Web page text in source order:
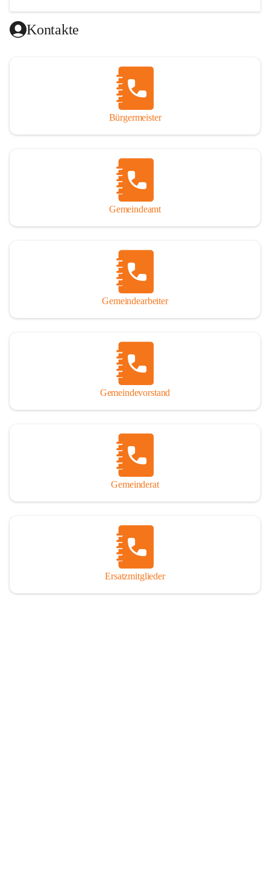
Dank gilt den Textautoren dieser Chronik, dem kleinen
Redaktionsteam, für die gute Zusammenarbeit.
gedankt werden, die durch ihre Erinnerungen, Informationen und
durch das Überlassen von Fotos und Dokumenten zum Gesamtbild
dieses Buches wesentlich beigetragen haben.
Der Zeitdruck war enorm, um das Werk auch zeitgerecht für das
Jubiläumsjahr abschließen zu können. Daher mag um Nachsicht
Ausführlichkeit behandelt erscheinen, oder auch der eine oder
andere Fehler unterlief. Die Autoren haben nach ihren
individuellen Möglichkeiten mit bestem Wissen und Gewissen
Andreas Rohatsch wurde auf das System der Fußnoten verzichtet.
Wo eine genaue Quellenangabe sinnvoll und notwendig erschien,
sind die entsprechenden Quellenhinweise in den fließenden Text
eingearbeitet. Der leichteren Lesbarkeit halber ist auch von einer
streng gendergerechten Ausdrucksform Abstand genommen
So darf ich Sie zu einer interessanten, vergnüglichen und
manchmal auch nachdenklich machenden Zeitreise durch die
Jahrhunderte, ja Jahrtausende alte Geschichte von der Steinzeit
einladen.
Kontakte
Bürgermeister
Gemeindeamt
Gemeindearbeiter
Gemeindevorstand
Gemeinderat
Ersatzmitglieder